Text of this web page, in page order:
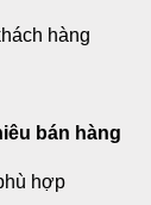
hàng
bán hàng
hợp